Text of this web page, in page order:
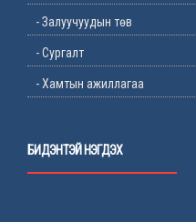
- Залуучуудын төв
- Сургалт
- Хамтын ажиллагаа
БИДЭНТЭЙ НЭГДЭХ